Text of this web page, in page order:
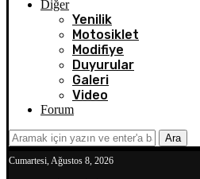
Diğer
Yenilik
Motosiklet
Modifiye
Duyurular
Galeri
Video
Forum
Ara
Cumartesi, Ağustos 8, 2026